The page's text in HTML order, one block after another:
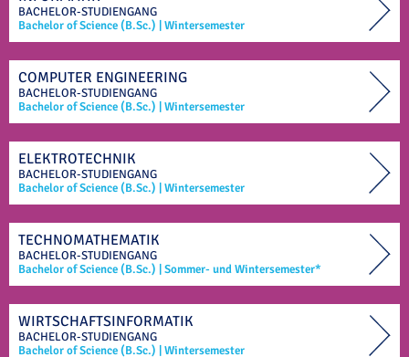
BACHELOR-STUDIENGANG
Bachelor of Science (B.Sc.)
Wintersemester
COMPUTER ENGINEERING
BACHELOR-STUDIENGANG
Bachelor of Science (B.Sc.)
Wintersemester
ELEKTROTECHNIK
BACHELOR-STUDIENGANG
Bachelor of Science (B.Sc.)
Wintersemester
TECHNOMATHEMATIK
BACHELOR-STUDIENGANG
Bachelor of Science (B.Sc.)
Sommer- und Wintersemester*
WIRTSCHAFTSINFORMATIK
BACHELOR-STUDIENGANG
Bachelor of Science (B.Sc.)
Wintersemester